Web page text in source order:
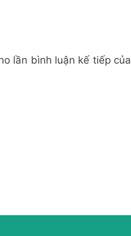
lần bình luận kế tiếp của